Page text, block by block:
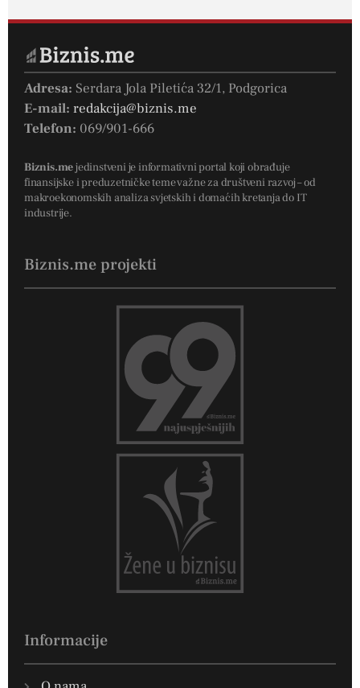
Adresa: Serdara Jola Piletića 32/1, Podgorica
E-mail: redakcija@biznis.me
Telefon: 069/901-666
Biznis.mejedinstveni je informativni portal koji obrađuje
finansijske i preduzetničke teme važne za društveni razvoj – od
makroekonomskih analiza svjetskih i domaćih kretanja do IT
industrije.
Biznis.me projekti
Informacije